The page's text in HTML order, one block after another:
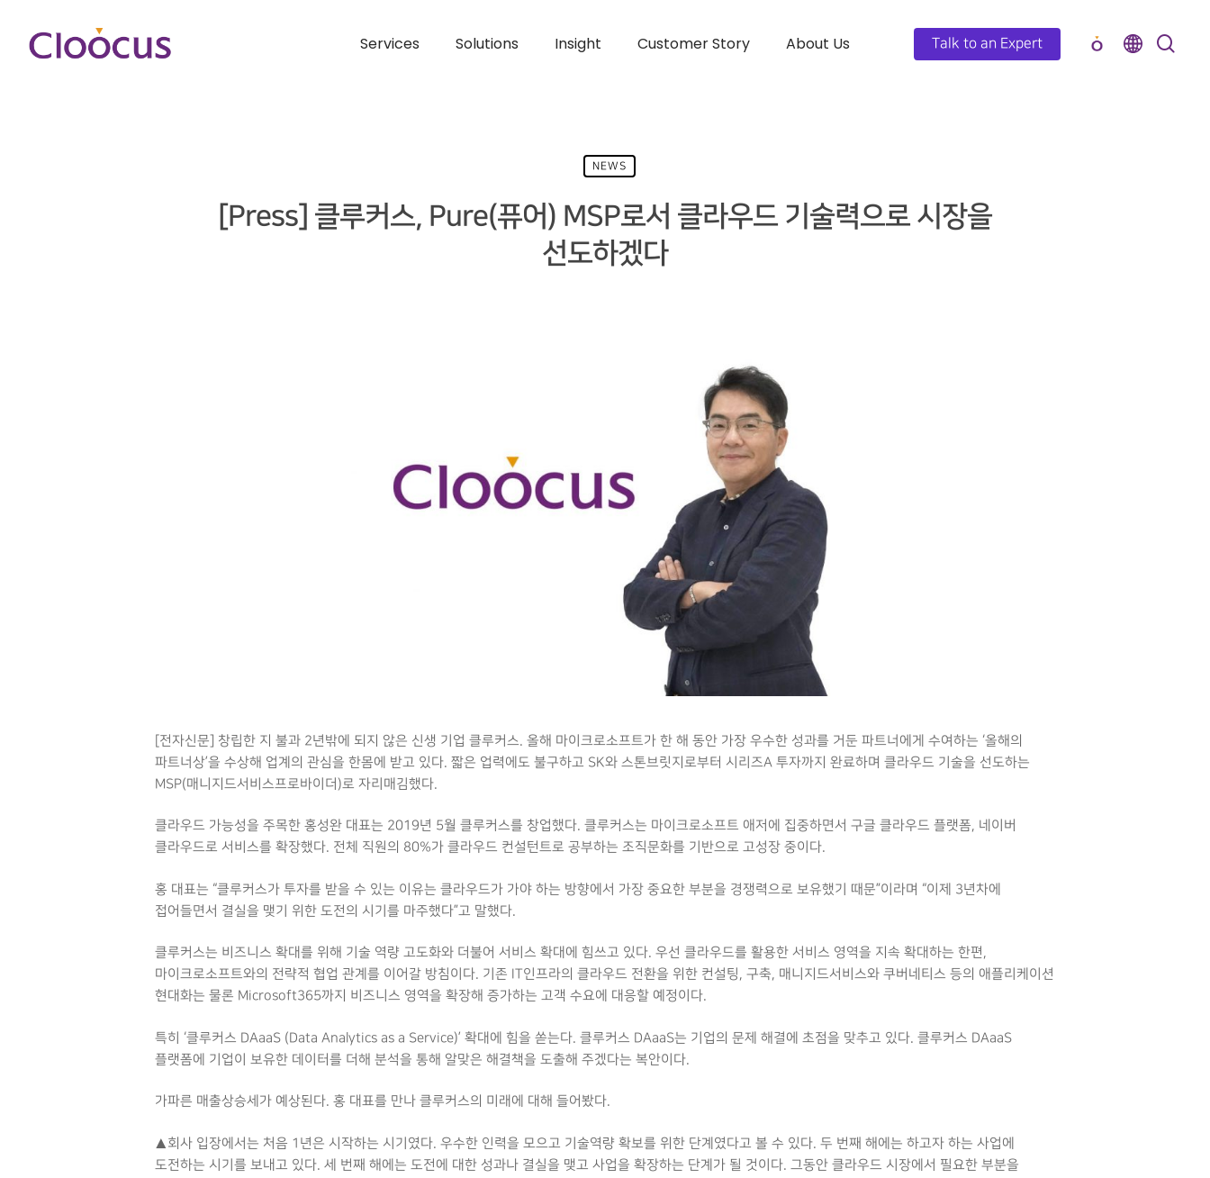
Services Solutions Insight Customer Story About Us Talk to an Expert
NEWS
[Press] 클루커스, Pure(퓨어) MSP로서 클라우드 기술력으로 시장을
선도하겠다
[전자신문] 창립한 지 불과 2년밖에 되지 않은 신생 기업 클루커스. 올해 마이크로소프트가 한 해 동안 가장 우수한 성과를 거둔 파트너에게 수여하는 ‘올해의
파트너상’을 수상해 업계의 관심을 한몸에 받고 있다. 짧은 업력에도 불구하고 SK와 스톤브릿지로부터 시리즈A 투자까지 완료하며 클라우드 기술을 선도하는
MSP(매니지드서비스프로바이더)로 자리매김했다.
클라우드 가능성을 주목한 홍성완 대표는 2019년 5월 클루커스를 창업했다. 클루커스는 마이크로소프트 애저에 집중하면서 구글 클라우드 플랫폼, 네이버
클라우드로 서비스를 확장했다. 전체 직원의 80%가 클라우드 컨설턴트로 공부하는 조직문화를 기반으로 고성장 중이다.
홍 대표는 “클루커스가 투자를 받을 수 있는 이유는 클라우드가 가야 하는 방향에서 가장 중요한 부분을 경쟁력으로 보유했기 때문”이라며 “이제 3년차에
접어들면서 결실을 맺기 위한 도전의 시기를 마주했다”고 말했다.
클루커스는 비즈니스 확대를 위해 기술 역량 고도화와 더불어 서비스 확대에 힘쓰고 있다. 우선 클라우드를 활용한 서비스 영역을 지속 확대하는 한편,
마이크로소프트와의 전략적 협업 관계를 이어갈 방침이다. 기존 IT인프라의 클라우드 전환을 위한 컨설팅, 구축, 매니지드서비스와 쿠버네티스 등의 애플리케이션
현대화는 물론 Microsoft365까지 비즈니스 영역을 확장해 증가하는 고객 수요에 대응할 예정이다.
특히 ‘클루커스 DAaaS (Data Analytics as a Service)’ 확대에 힘을 쏟는다. 클루커스 DAaaS는 기업의 문제 해결에 초점을 맞추고 있다. 클루커스 DAaaS
플랫폼에 기업이 보유한 데이터를 더해 분석을 통해 알맞은 해결책을 도출해 주겠다는 복안이다.
가파른 매출상승세가 예상된다. 홍 대표를 만나 클루커스의 미래에 대해 들어봤다.
▲회사 입장에서는 처음 1년은 시작하는 시기였다. 우수한 인력을 모으고 기술역량 확보를 위한 단계였다고 볼 수 있다. 두 번째 해에는 하고자 하는 사업에
도전하는 시기를 보내고 있다. 세 번째 해에는 도전에 대한 성과나 결실을 맺고 사업을 확장하는 단계가 될 것이다. 그동안 클라우드 시장에서 필요한 부분을